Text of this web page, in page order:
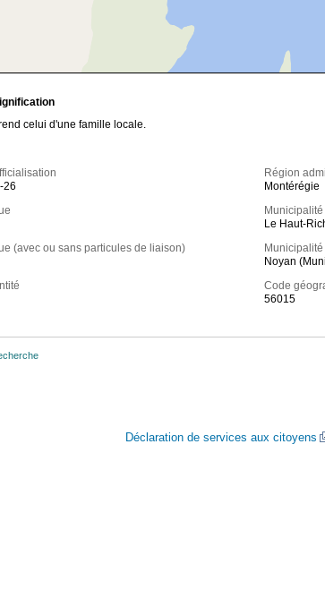
celui d'une famille locale.
26
(avec ou sans particules de liaison)
Région
Montérégie
Le Haut-
Municipalité
Noyan
Code
56015
Déclaration de services aux citoyens